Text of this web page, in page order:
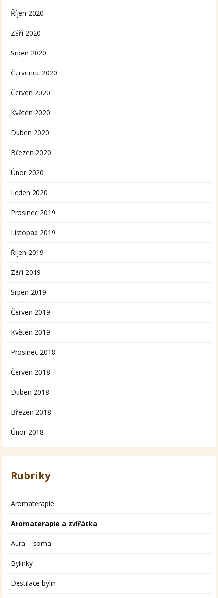
Říjen 2020
Září 2020
Srpen 2020
Červenec 2020
Červen 2020
Květen 2020
Duben 2020
Březen 2020
Únor 2020
Leden 2020
Prosinec 2019
Listopad 2019
Říjen 2019
Září 2019
Srpen 2019
Červen 2019
Květen 2019
Prosinec 2018
Červen 2018
Duben 2018
Březen 2018
Únor 2018
Rubriky
Aromaterapie
Aromaterapie a zvířátka
Aura – soma
Bylinky
Destilace bylin